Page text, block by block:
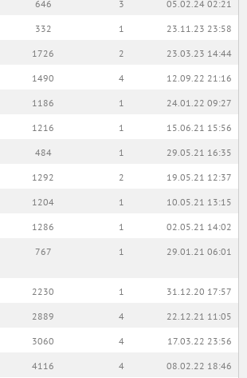
646 3 05.02.24 02:21
332 1 23.11.23 23:58
1726 2 23.03.23 14:44
1490 4 12.09.22 21:16
1186 1 24.01.22 09:27
1216 1 15.06.21 15:56
484 1 29.05.21 16:35
1292 2 19.05.21 12:37
1204 1 10.05.21 13:15
1286 1 02.05.21 14:02
767 1 29.01.21 06:01
2230 1 31.12.20 17:57
2889 4 22.12.21 11:05
3060 4 17.03.22 23:56
4116 4 08.02.22 18:46